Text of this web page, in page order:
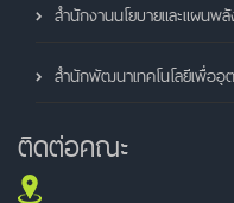
สำนักงานนโยบายและแผนพ
สำนักพัฒนาเทคโนโลยีเพื่อ
ติดต่อคณะ